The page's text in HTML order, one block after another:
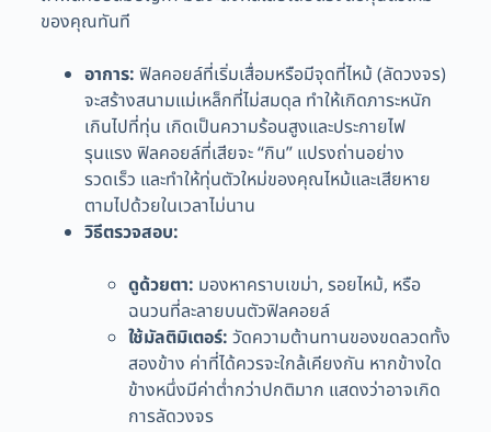
ของคุณทันที
อาการ: ฟิลคอยล์ที่เริ่มเสื่อมหรือมีจุดที่ไหม้ (ลัดวงจร)
จะสร้างสนามแม่เหล็กที่ไม่สมดุล ทำให้เกิดภาระหนัก
เกินไปที่ทุ่น เกิดเป็นความร้อนสูงและประกายไฟ
รุนแรง ฟิลคอยล์ที่เสียจะ “กิน” แปรงถ่านอย่าง
รวดเร็ว และทำให้ทุ่นตัวใหม่ของคุณไหม้และเสียหาย
ตามไปด้วยในเวลาไม่นาน
วิธีตรวจสอบ:
ดูด้วยตา: มองหาคราบเขม่า, รอยไหม้, หรือ
ฉนวนที่ละลายบนตัวฟิลคอยล์
ใช้มัลติมิเตอร์: วัดความต้านทานของขดลวดทั้ง
สองข้าง ค่าที่ได้ควรจะใกล้เคียงกัน หากข้างใด
ข้างหนึ่งมีค่าต่ำกว่าปกติมาก แสดงว่าอาจเกิด
การลัดวงจร